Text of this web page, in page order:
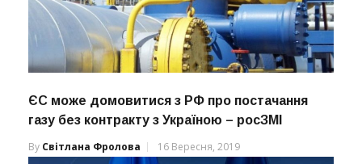
ЄС може домовитися з РФ про постачання
газу без контракту з Україною – росЗМІ
By Світлана Фролова 16 Вересня, 2019